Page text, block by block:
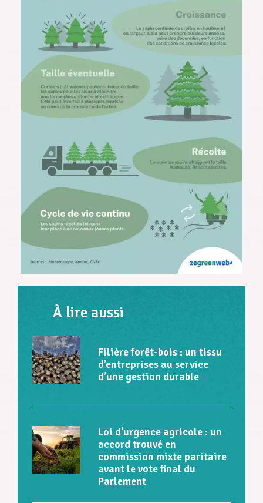
À lire aussi
Filière forêt-bois : un tissu
d’entreprises au service
d’une gestion durable
Loi d’urgence agricole : un
accord trouvé en
commission mixte paritaire
avant le vote final du
Parlement